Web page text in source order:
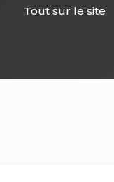
Tout sur le site